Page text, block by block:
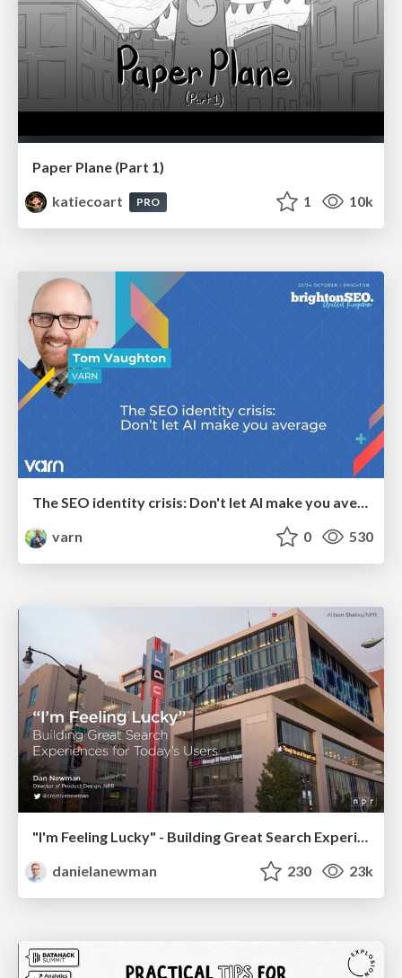
Paper Plane (Part 1)
katiecoart
PRO 1 10k
varn
0 530
"I'm Feeling Lucky" - Building Great Search Experiences for Today's Users (#IAC19)
danielanewman
230 23k